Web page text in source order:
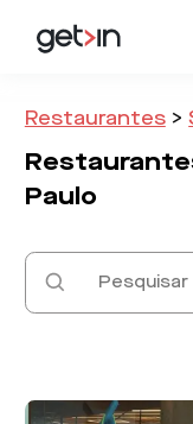
Restaurantes >
Paulo